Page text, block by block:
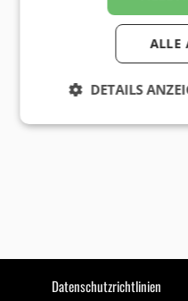
Datenschutzrichtlinien
ALLE
DETAILS